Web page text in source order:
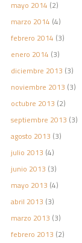
mayo 2014 (2)
marzo 2014 (4)
febrero 2014 (3)
enero 2014 (3)
diciembre 2013 (3)
noviembre 2013 (3)
octubre 2013 (2)
septiembre 2013 (3)
agosto 2013 (3)
julio 2013 (4)
junio 2013 (3)
mayo 2013 (4)
abril 2013 (3)
marzo 2013 (3)
febrero 2013 (2)